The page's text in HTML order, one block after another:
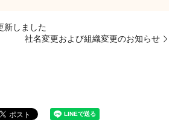
新しました
社名変更および組織変更のお知らせ